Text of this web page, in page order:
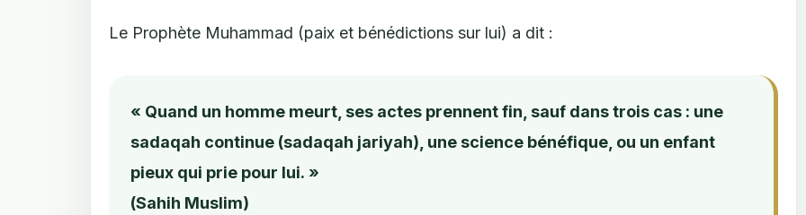
Le Prophète Muhammad (paix et bénédictions sur lui) a dit :
« Quand un homme meurt, ses actes prennent fin, sauf dans trois cas : une
sadaqah continue (sadaqah jariyah), une science bénéfique, ou un enfant
pieux qui prie pour lui. »
(Sahih Muslim)